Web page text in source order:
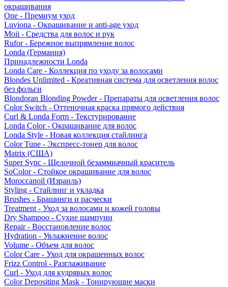
окрашивания
One - Премиум уход
Luviona - Окрашивание и anti-age уход
Moii - Средства для волос и рук
Rufor - Бережное выпрямление волос
Londa (Германия)
Принадлежности Londa
Londa Care - Коллекция по уходу за волосами
Blondes Unlimited - Креативная система для осветления волос
без фольги
Blondoran Blonding Powder - Препараты для осветления волос
Color Switch - Оттеночная краска прямого действия
Curl & Londa Form - Текстурирование
Londa Color - Окрашивание для волос
Londa Style - Новая коллекция стайлинга
Color Tune - Экспресс-тонер для волос
Matrix (США)
Super Sync - Щелочной безаммиачный краситель
SoColor - Стойкое окрашивание для волос
Moroccanoil (Израиль)
Styling - Стайлинг и укладка
Brushes - Брашинги и расчески
Treatment - Уход за волосами и кожей головы
Dry Shampoo - Сухие шампуни
Repair - Восстановление волос
Hydration - Увлажнение волос
Volume - Объем для волос
Color Care - Уход для окрашенных волос
Frizz Control - Разглаживание
Curl - Уход для кудрявых волос
Color Depositing Mask - Тонирующие маски